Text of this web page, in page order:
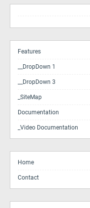
Features
__DropDown 1
__DropDown 3
_SiteMap
Documentation
_Video Documentation
Home
Contact